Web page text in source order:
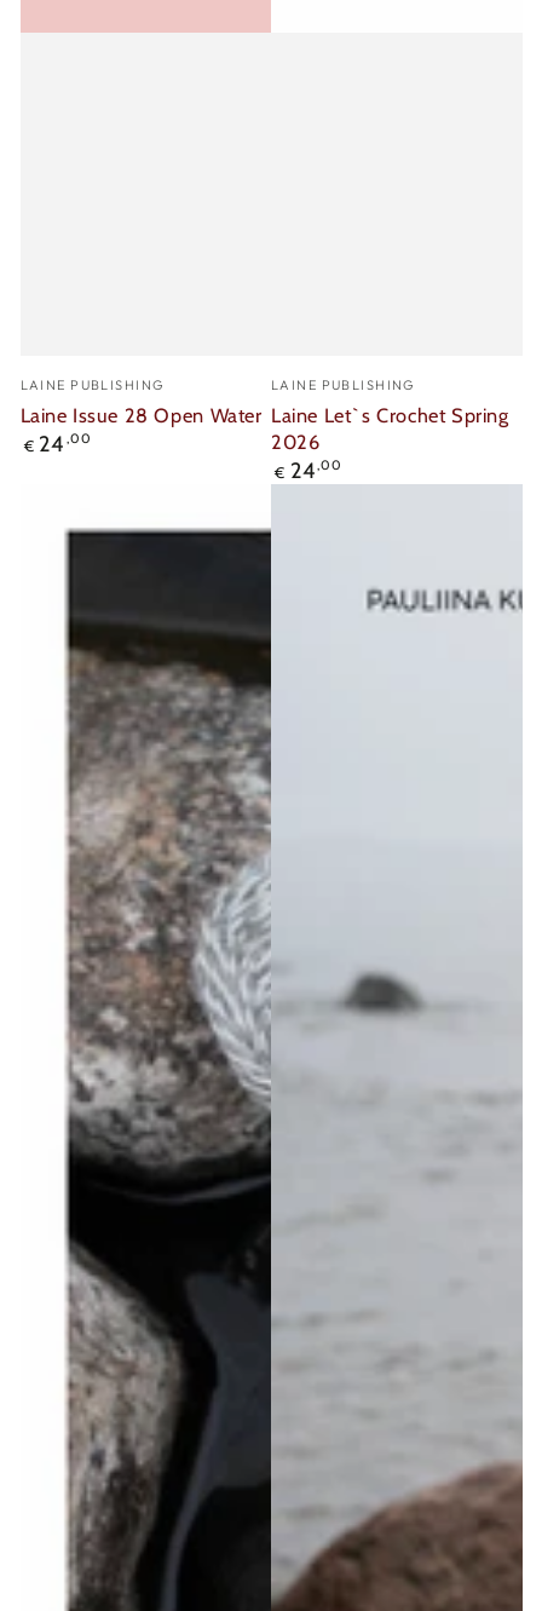
Verkäufer/in:
LAINE PUBLISHING
Laine Issue 28 Open Water
Regulärer
€ 24 ,00
Verkäufer/in:
LAINE PUBLISHING
Laine Let`s Crochet Spring
2026
Regulärer
€ 24,00